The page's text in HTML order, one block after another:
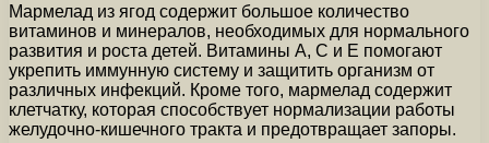
Мармелад из ягод содержит большое количество
витаминов и минералов, необходимых для нормального
развития и роста детей. Витамины А, С и Е помогают
укрепить иммунную систему и защитить организм от
различных инфекций. Кроме того, мармелад содержит
клетчатку, которая способствует нормализации работы
желудочно-кишечного тракта и предотвращает запоры.